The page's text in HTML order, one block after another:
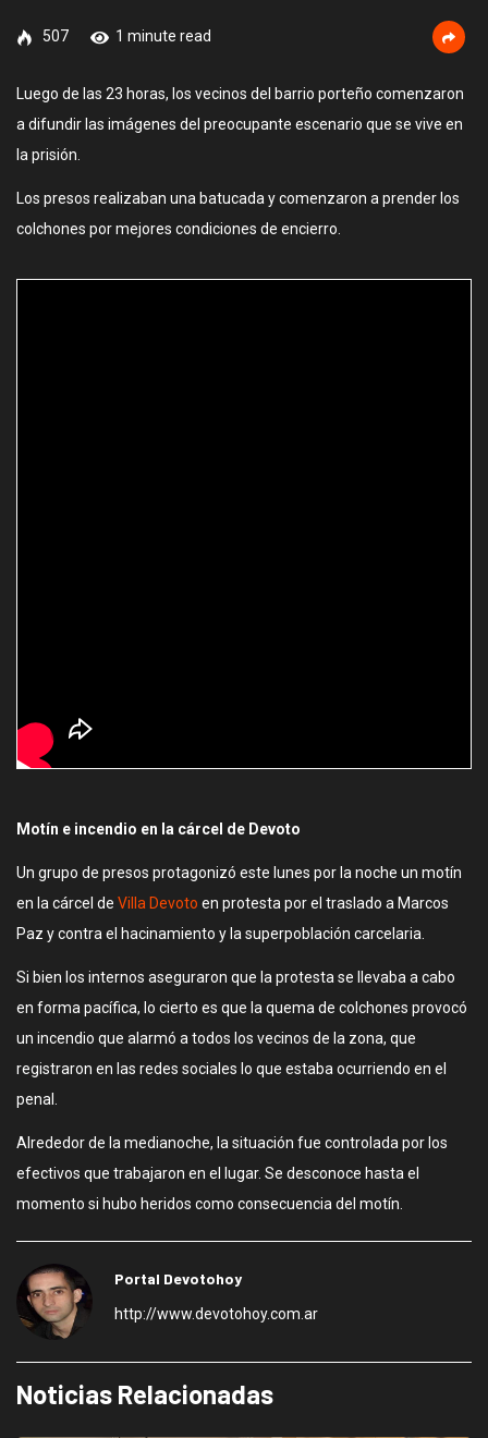
507 1 minute read
Luego de las 23 horas, los vecinos del barrio porteño comenzaron
a difundir las imágenes del preocupante escenario que se vive en
la prisión.
Los presos realizaban una batucada y comenzaron a prender los
colchones por mejores condiciones de encierro.
Motín e incendio en la cárcel de Devoto
Un grupo de presos protagonizó este lunes por la noche un motín
en la cárcel de Villa Devoto en protesta por el traslado a Marcos
Paz y contra el hacinamiento y la superpoblación carcelaria.
Si bien los internos aseguraron que la protesta se llevaba a cabo
en forma pacífica, lo cierto es que la quema de colchones provocó
un incendio que alarmó a todos los vecinos de la zona, que
registraron en las redes sociales lo que estaba ocurriendo en el
penal.
Alrededor de la medianoche, la situación fue controlada por los
efectivos que trabajaron en el lugar. Se desconoce hasta el
momento si hubo heridos como consecuencia del motín.
Portal Devotohoy
http://www.devotohoy.com.ar
Noticias Relacionadas